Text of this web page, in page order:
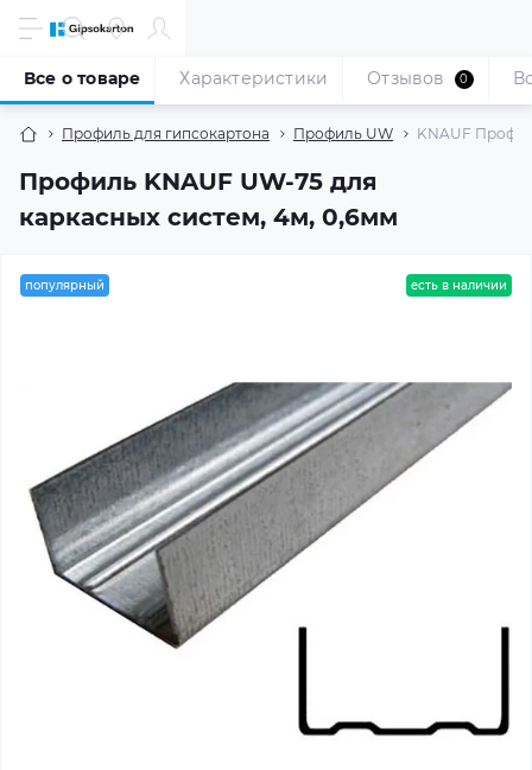
Профиль для гипсокартона Профиль UW KNAUF
Профиль KNAUF UW-75 для
каркасных систем, 4м, 0,6мм
Все о товаре Характеристики Отзывов 0
популярный есть в наличии